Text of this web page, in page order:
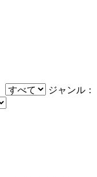
ジャンル：